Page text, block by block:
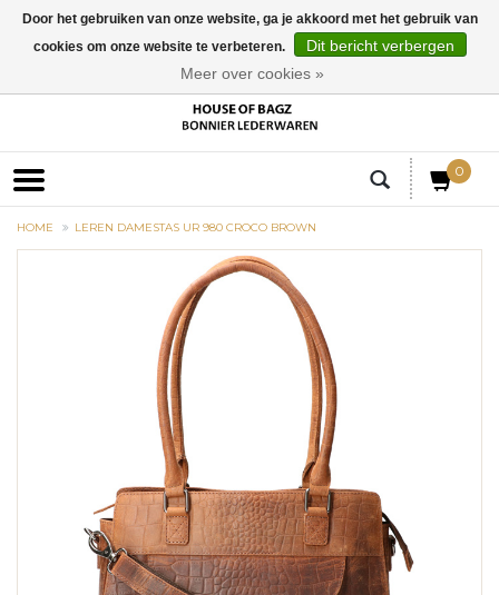
0
HOME LEREN DAMESTAS UR 980 CROCO BROWN
Door het gebruiken van onze website, ga je akkoord met het gebruik van
cookies om onze website te verbeteren.
Dit bericht verbergen
Meer over cookies »